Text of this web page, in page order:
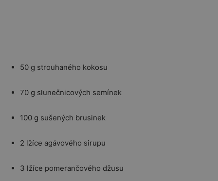
50 g strouhaného kokosu
70 g slunečnicových semínek
100 g sušených brusinek
2 lžíce agávového sirupu
3 lžíce pomerančového džusu